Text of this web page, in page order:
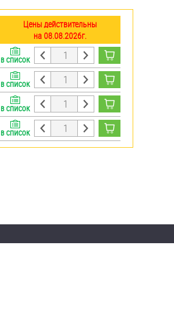
Цены действительны
на 08.08.2026г.
В СПИСОК
В СПИСОК
В СПИСОК
В СПИСОК